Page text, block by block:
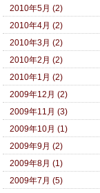
2010年5月 (2)
2010年4月 (2)
2010年3月 (2)
2010年2月 (2)
2010年1月 (2)
2009年12月 (2)
2009年11月 (3)
2009年10月 (1)
2009年9月 (2)
2009年8月 (1)
2009年7月 (5)